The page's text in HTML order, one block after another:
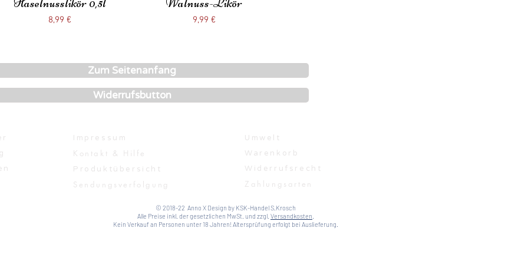
Preis
8,99 € Preis
9,99 €
Zum Seitenanfang
Widerrufsbutton
Impressum
Kontakt & Hilfe
Produktübersicht
Sendungsverfolgung
Umwelt
Warenkorb
Widerrufsrecht
Zahlungsarten
© 2018-22 Anno X Design by KSK-Handel S.Krosch
Alle Preise inkl. der gesetzlichen MwSt. und zzgl. Versandkosten
Kein Verkauf an Personen unter 18 Jahren! Altersprüfung erfolgt bei Auslieferung.